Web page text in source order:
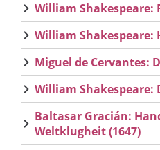
William Shakespeare:
William Shakespeare:
Miguel de Cervantes:
William Shakespeare:
Baltasar Gracián:
Weltklugheit (1647)